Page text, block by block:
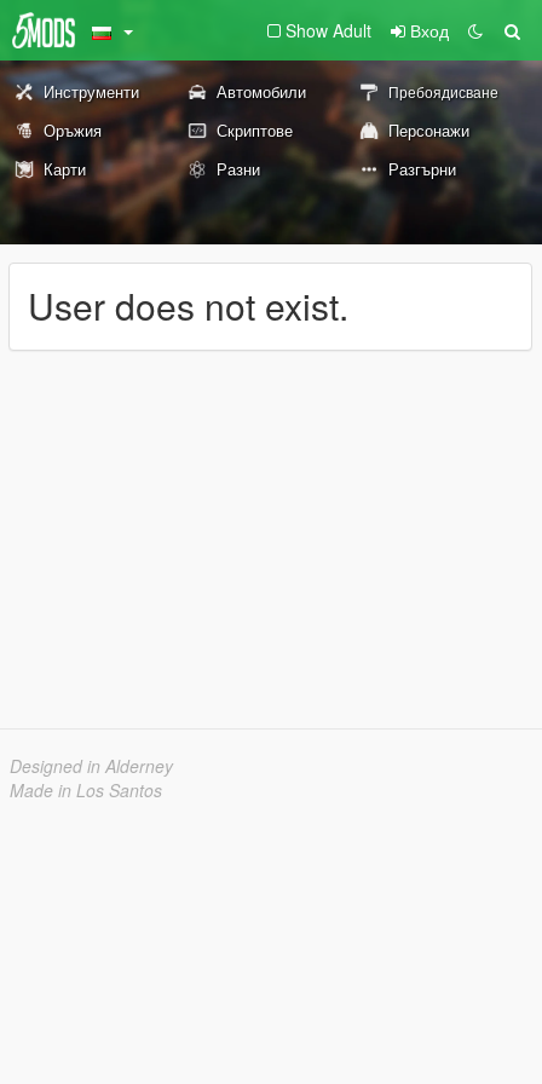
Show Adult Вход
Инструменти Автомобили Пребоядисване
Оръжия Скриптове
Персонажи
Карти
Разни Разгърни
User does not exist.
Designed in Alderney
Made in Los Santos